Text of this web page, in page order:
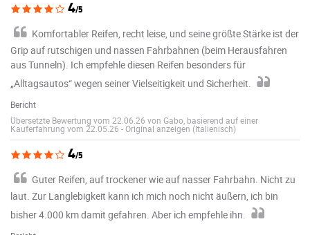
4/5
Komfortabler Reifen, recht leise, und seine größte Stärke ist der
Grip auf rutschigen und nassen Fahrbahnen (beim Herausfahren
aus Tunneln). Ich empfehle diesen Reifen besonders für
„Alltagsautos“ wegen seiner Vielseitigkeit und Sicherheit.
Bericht
Übersetzte Bewertung vom 22.06.26 von Gabo, basierend auf einer
Kauferfahrung vom 22.05.26 -Original anzeigen (Italienisch)
4/5
Guter Reifen, auf trockener wie auf nasser Fahrbahn. Nicht zu
laut. Zur Langlebigkeit kann ich mich noch nicht äußern, ich bin
bisher 4.000 km damit gefahren. Aber ich empfehle ihn.